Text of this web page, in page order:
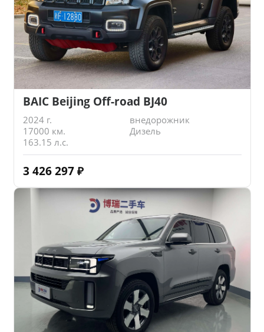
BAIC Beijing Off-road BJ40
2024 г.
внедорожник
17000 км.
Дизель
163.15 л.с.
3 426 297 ₽